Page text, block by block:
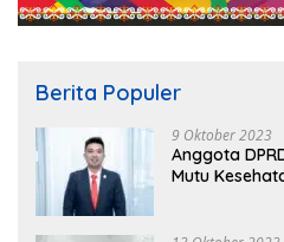
Berita Populer
9 Oktober 2023
Anggota
Mutu